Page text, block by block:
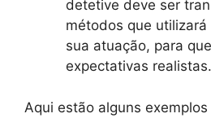
detetive deve ser
métodos que
sua atuação, para
expectativas realistas.
Aqui estão alguns